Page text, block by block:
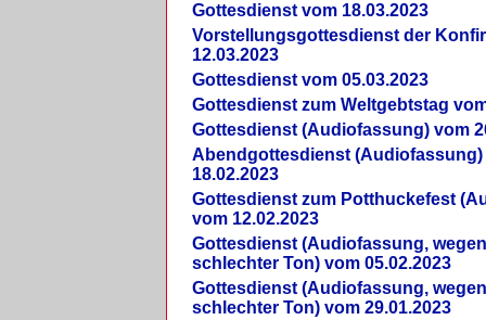
Gottesdienst vom 18.03.2023
Vorstellungsgottesdienst der
12.03.2023
Gottesdienst vom 05.03.2023
Gottesdienst zum Weltgebtstag
Gottesdienst (Audiofassung) vom
Abendgottesdienst (Audiofassung)
18.02.2023
Gottesdienst zum Potthuckefest
vom 12.02.2023
Gottesdienst (Audiofassung,
schlechter Ton) vom 05.02.2023
Gottesdienst (Audiofassung,
schlechter Ton) vom 29.01.2023